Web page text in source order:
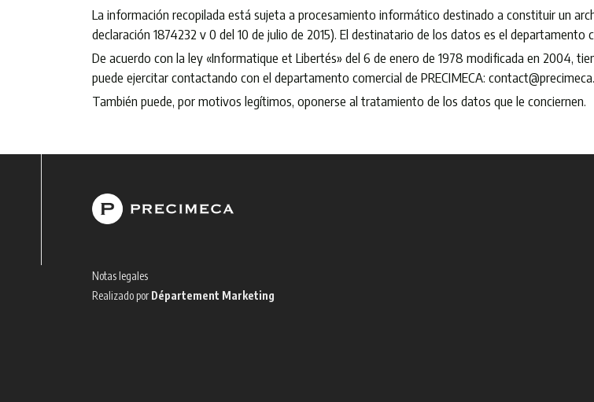
La información recopilada está sujeta a procesamiento informático destinado a constituir un
declaración 1874232 v 0 del 10 de julio de 2015). El destinatario de los datos es el departamento
De acuerdo con la ley «Informatique et Libertés» del 6 de enero de 1978 modificada en 2004,
puede ejercitar contactando con el departamento comercial de PRECIMECA:
También puede, por motivos legítimos, oponerse al tratamiento de los datos que le conciernen.
Notas legales
Realizado porDépartement Marketing